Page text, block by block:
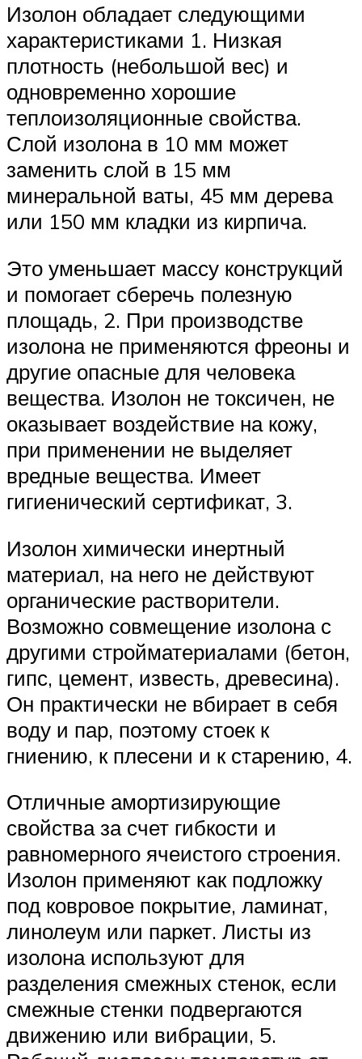
Изолон обладает следующими
характеристиками 1. Низкая
плотность (небольшой вес) и
одновременно хорошие
теплоизоляционные свойства.
Слой изолона в 10 мм может
заменить слой в 15 мм
минеральной ваты, 45 мм дерева
или 150 мм кладки из кирпича.
Это уменьшает массу конструкций
и помогает сберечь полезную
площадь, 2. При производстве
изолона не применяются фреоны и
другие опасные для человека
вещества. Изолон не токсичен, не
оказывает воздействие на кожу,
при применении не выделяет
вредные вещества. Имеет
гигиенический сертификат, 3.
Изолон химически инертный
материал, на него не действуют
органические растворители.
Возможно совмещение изолона с
другими стройматериалами (бетон,
гипс, цемент, известь, древесина).
Он практически не вбирает в себя
воду и пар, поэтому стоек к
гниению, к плесени и к старению, 4.
Отличные амортизирующие
свойства за счет гибкости и
равномерного ячеистого строения.
Изолон применяют как подложку
под ковровое покрытие, ламинат,
линолеум или паркет. Листы из
изолона используют для
разделения смежных стенок, если
смежные стенки подвергаются
движению или вибрации, 5.